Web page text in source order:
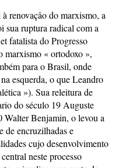
renovaçâo do marxismo, a
sua ruptura radical com a
fatalista do Progresso
marxismo « ortodoxo »,
para o Brasil, onde
esquerda, o que Leandro
»). Sua releitura de
do século 19 Auguste
Benjamin, o levou a
de encruzilhadas e
cujo desenvolvimento
neste processo